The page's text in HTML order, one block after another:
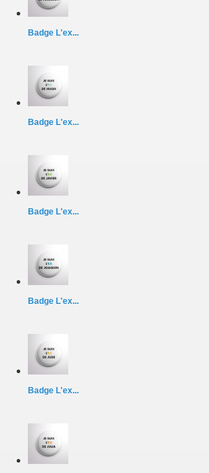
Badge L'ex...
Badge L'ex...
Badge L'ex...
Badge L'ex...
Badge L'ex...